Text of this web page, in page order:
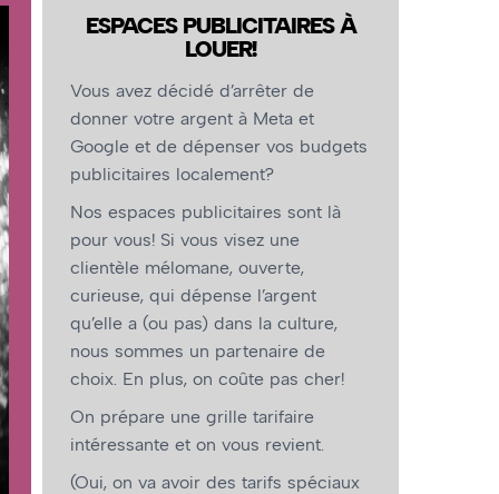
ESPACES PUBLICITAIRES À
LOUER!
Vous avez décidé d’arrêter de
donner votre argent à Meta et
Google et de dépenser vos budgets
publicitaires localement?
Nos espaces publicitaires sont là
pour vous! Si vous visez une
clientèle mélomane, ouverte,
curieuse, qui dépense l’argent
qu’elle a (ou pas) dans la culture,
nous sommes un partenaire de
choix. En plus, on coûte pas cher!
On prépare une grille tarifaire
intéressante et on vous revient.
(Oui, on va avoir des tarifs spéciaux